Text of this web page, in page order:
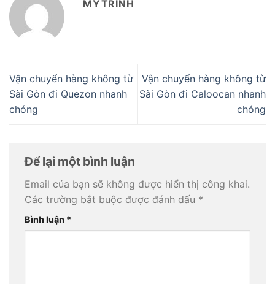
MYTRINH
Vận chuyển hàng không từ
Sài Gòn đi Quezon nhanh
chóng
Vận chuyển hàng không từ
Sài Gòn đi Caloocan nhanh
chóng
Để lại một bình luận
Email của bạn sẽ không được hiển thị công khai.
Các trường bắt buộc được đánh dấu *
Bình luận *